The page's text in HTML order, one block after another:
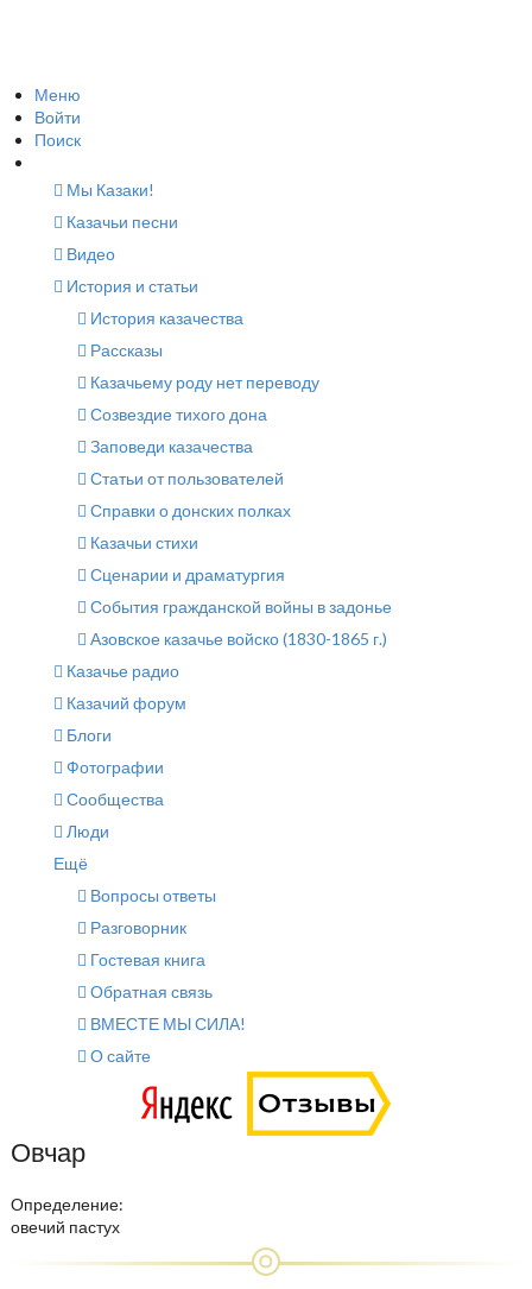
Меню
Войти
Поиск
Мы Казаки!
Казачьи песни
Видео
История и статьи
История казачества
Рассказы
Казачьему роду нет переводу
Созвездие тихого дона
Заповеди казачества
Статьи от пользователей
Справки о донских полках
Казачьи стихи
Сценарии и драматургия
События гражданской войны в задонье
Азовское казачье войско (1830-1865 г.)
Казачье радио
Казачий форум
Блоги
Фотографии
Сообщества
Люди
Ещё
Вопросы ответы
Разговорник
Гостевая книга
Обратная связь
ВМЕСТЕ МЫ СИЛА!
О сайте
Овчар
Определение:
овечий пастух